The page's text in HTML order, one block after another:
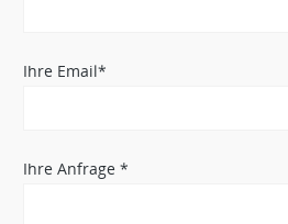
Ihre Email*
Ihre Anfrage *